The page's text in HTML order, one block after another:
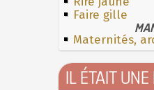
Faire gille
Maternités,
IL ÉTAIT